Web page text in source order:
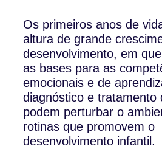
Os primeiros anos de
altura de grande
desenvolvimento, em
as bases para as
emocionais e de
diagnóstico e tratamento
podem perturbar o
rotinas que promovem o
desenvolvimento infantil.